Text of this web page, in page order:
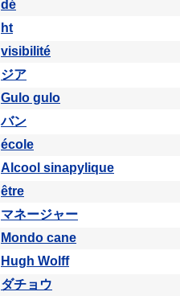
dé
ht
visibilité
ジア
Gulo gulo
バン
école
Alcool sinapylique
être
マネージャー
Mondo cane
Hugh Wolff
ダチョウ